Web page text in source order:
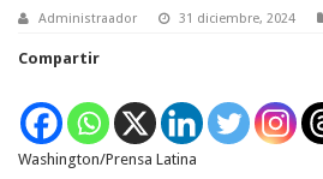
Administraador 31 diciembre, 2024
Compartir
Washington/Prensa Latina